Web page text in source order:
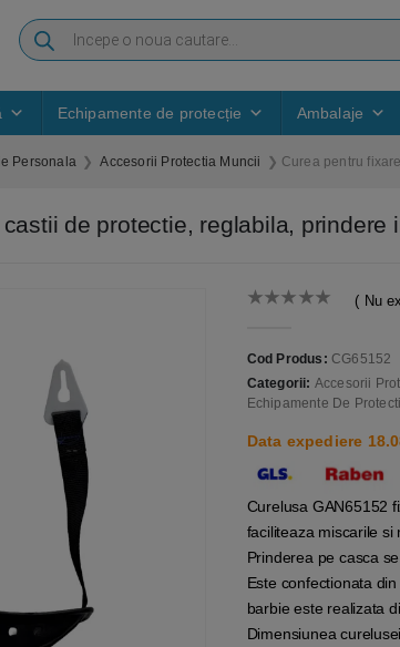
Echipamente de protecție Ambalaje
Personala Accesorii Protectia Muncii Curea pentru
de protectie, reglabila,
( Nu
Cod Produs:CG65152
Categorii: Accesorii
Echipamente De
Data expediere
Curelusa GAN65152
faciliteaza miscarile si
Prinderea pe casca
Este confectionata
barbie este realizata
Dimensiunea